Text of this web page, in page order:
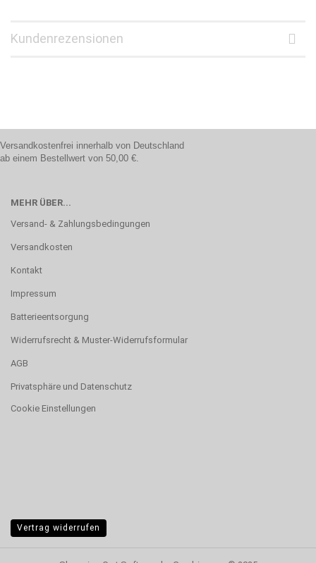
Kundenrezensionen
Versandkostenfrei innerhalb von Deutschland
ab einem Bestellwert von 50,00 €.
MEHR ÜBER...
Versand- & Zahlungsbedingungen
Versandkosten
Kontakt
Impressum
Batterieentsorgung
Widerrufsrecht & Muster-Widerrufsformular
AGB
Privatsphäre und Datenschutz
Cookie Einstellungen
Vertrag widerrufen